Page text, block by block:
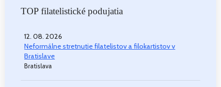
TOP filatelistické podujatia
12. 08. 2026
Neformálne stretnutie filatelistov a filokartistov v
Bratislave
Bratislava